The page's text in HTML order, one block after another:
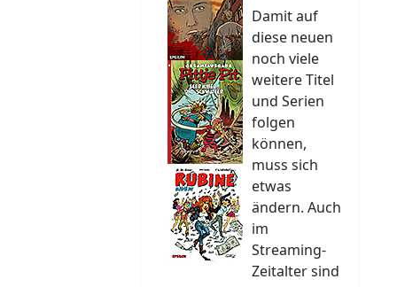
Damit auf
diese neuen
noch viele
weitere Titel
und Serien
folgen
können,
muss sich
etwas
ändern. Auch
im
Streaming-
Zeitalter sind